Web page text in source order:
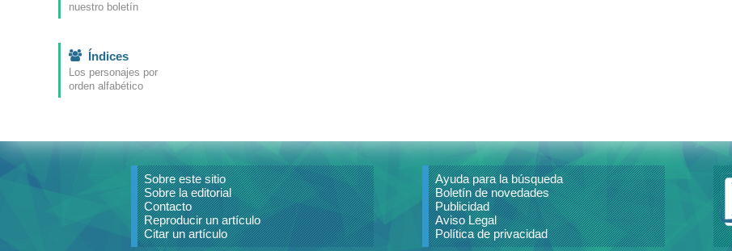
nuestro boletín
Índices
Los personajes por
orden alfabético
Sobre este sitio
Sobre la editorial
Contacto
Reproducir un artículo
Citar un artículo
Ayuda para la búsqueda
Boletín de novedades
Publicidad
Aviso Legal
Política de privacidad